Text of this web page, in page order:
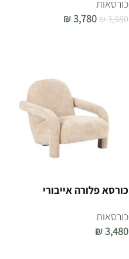
כורסאות
₪3,980
₪3,780
כורסא פלורה אייבורי
כורסאות
₪3,480